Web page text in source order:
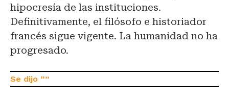
hipocresía de las instituciones.
Definitivamente, el filósofo e historiador
francés sigue vigente. La humanidad no ha
progresado.